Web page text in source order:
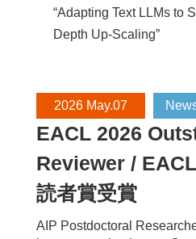
ター)、清丸 寛一 (国立
語モデル研究開発センタ
語モデル研究開発セン
報学研究所 大規模言語
ー)、河原 大輔 (早稲田
大規模言語モデル研究
介 (東京大学/国立情報学
研究所 大規模言語モデ
“Adapting Text LLMs to
Depth Up-Scaling”
2026 May.07
EACL 2026
Reviewer /
読者賞受賞
AIP Postdoctoral